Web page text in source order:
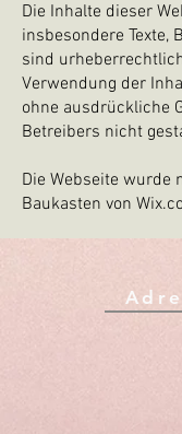
Die Inhalte dieser
insbesondere Texte,
sind
Verwendung der
ohne ausdrückliche
Betreibers nicht
Die Webseite wurde
Baukasten von